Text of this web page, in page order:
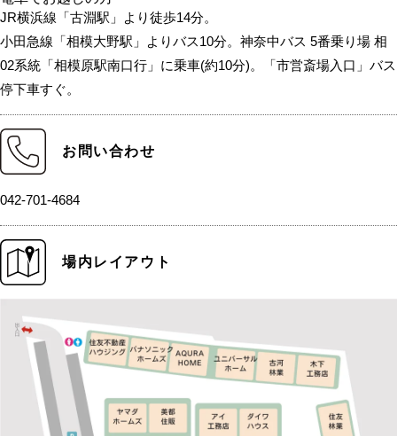
JR横浜線「古淵駅」より徒歩14分。
小田急線「相模大野駅」よりバス10分。神奈中バス 5番乗り場 相
02系統「相模原駅南口行」に乗車(約10分)。「市営斎場入口」バス
停下車すぐ。
お問い合わせ
042-701-4684
場内レイアウト